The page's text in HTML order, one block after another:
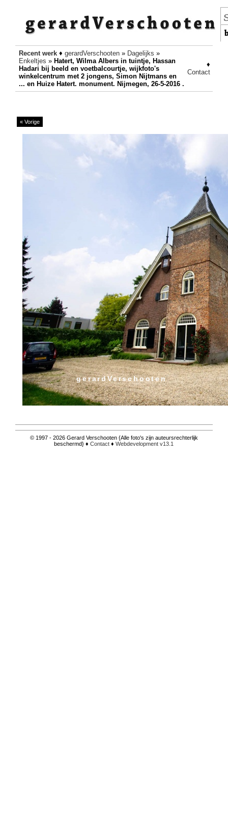
Recent werk♦ gerardVerschooten» Dagelijks »
Enkeltjes » Hatert, Wilma Albers in tuintje, Hassan
Hadari bij beeld en voetbalcourtje, wijkfoto's
winkelcentrum met 2 jongens, Simon Nijtmans en
... en Huize Hatert. monument. Nijmegen, 26-5-2016 .
♦
Contact
« Vorige
gerardVerschooten
© 1997 - 2026 Gerard Verschooten {Alle foto's zijn auteursrechterlijk
beschermd} ♦Contact ♦Webdevelopment v13.1